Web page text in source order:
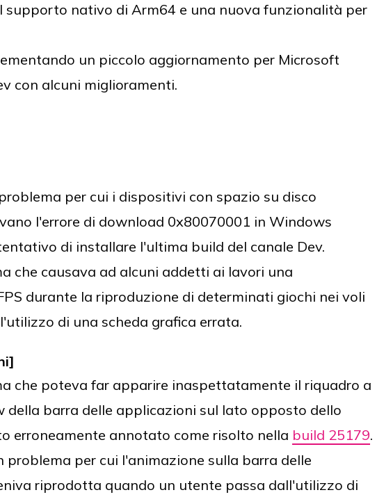
supporto nativo di Arm64 e una nuova funzionalità per
un piccolo aggiornamento per Microsoft
con alcuni miglioramenti.
per cui i dispositivi con spazio su disco
l'errore di download 0x80070001 in Windows
di installare l'ultima build del canale Dev.
che causava ad alcuni addetti ai lavori una
durante la riproduzione di determinati giochi nei voli
di una scheda grafica errata.
che poteva far apparire inaspettatamente il riquadro a
della barra delle applicazioni sul lato opposto dello
erroneamente annotato come risolto nella build 25179.
per cui l'animazione sulla barra delle
riprodotta quando un utente passa dall'utilizzo di